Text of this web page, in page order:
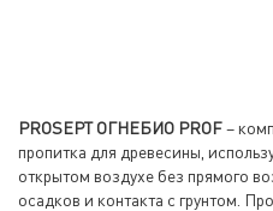
PROSEPT ОГНЕБИО PROF–
пропитка для древесины,
открытом воздухе без прямого
осадков и контакта с грунтом.